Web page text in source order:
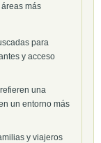
más
para
y acceso
una
un entorno más
y viajeros